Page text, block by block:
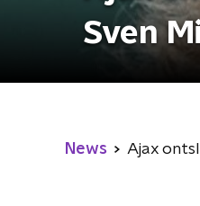
Sven
News Ajax